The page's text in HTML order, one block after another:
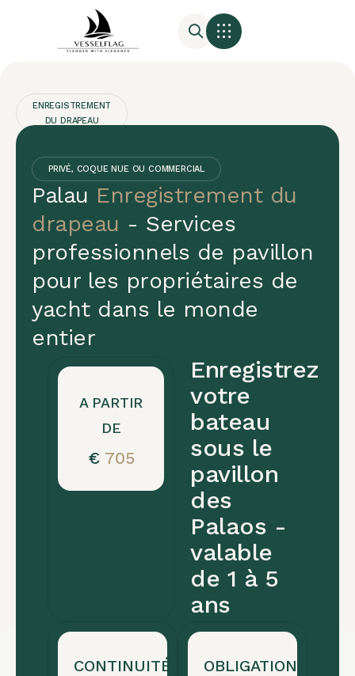
ENREGISTREMENT
DU DRAPEAU
Enregistrement
des
bateaux
aux
Palaos
Les
Palaos
offrent
d'enregistrement
efficace.
PRIVÉ, COQUE NUE OU COMMERCIAL
Palau Enregistrement du
drapeau - Services
professionnels de pavillon
pour les propriétaires de
yacht dans le monde
entier
A PARTIR
DE
€ 705
Enregistrez
votre
bateau
sous le
pavillon
des
Palaos -
valable
de 1 à 5
ans
CONTINUITÉ
OBLIGATION